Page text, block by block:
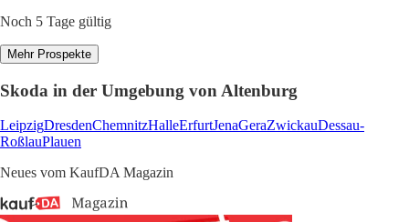
Noch 5 Tage gültig
Mehr Prospekte
Skoda in der Umgebung von Altenburg
LeipzigDresdenChemnitzHalleErfurtJenaGeraZwickauDessau-
RoßlauPlauen
Neues vom KaufDA Magazin